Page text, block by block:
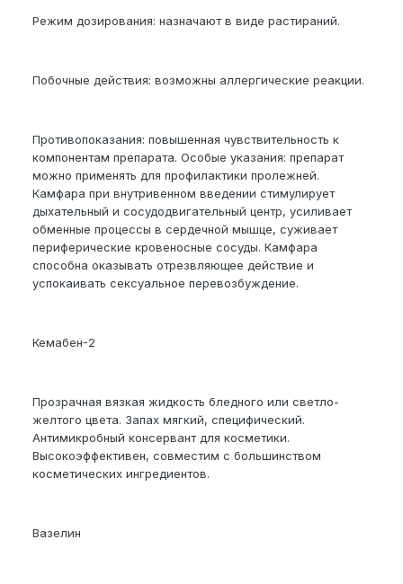
Режим дозирования: назначают в виде растираний.
Побочные действия: возможны аллергические реакции.
Противопоказания: повышенная чувствительность к
компонентам препарата. Особые указания: препарат
можно применять для профилактики пролежней.
Камфара при внутривенном введении стимулирует
дыхательный и сосудодвигательный центр, усиливает
обменные процессы в сердечной мышце, суживает
периферические кровеносные сосуды. Камфара
способна оказывать отрезвляющее действие и
успокаивать сексуальное перевозбуждение.
Кемабен-2
Прозрачная вязкая жидкость бледного или светло-
желтого цвета. Запах мягкий, специфический.
Антимикробный консервант для косметики.
Высокоэффективен, совместим с большинством
косметических ингредиентов.
Вазелин